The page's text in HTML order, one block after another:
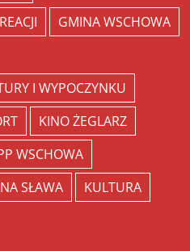
GMINA WSCHOWA
I WYPOCZYNKU
KINO ŻEGLARZ
WSCHOWA
SŁAWA KULTURA